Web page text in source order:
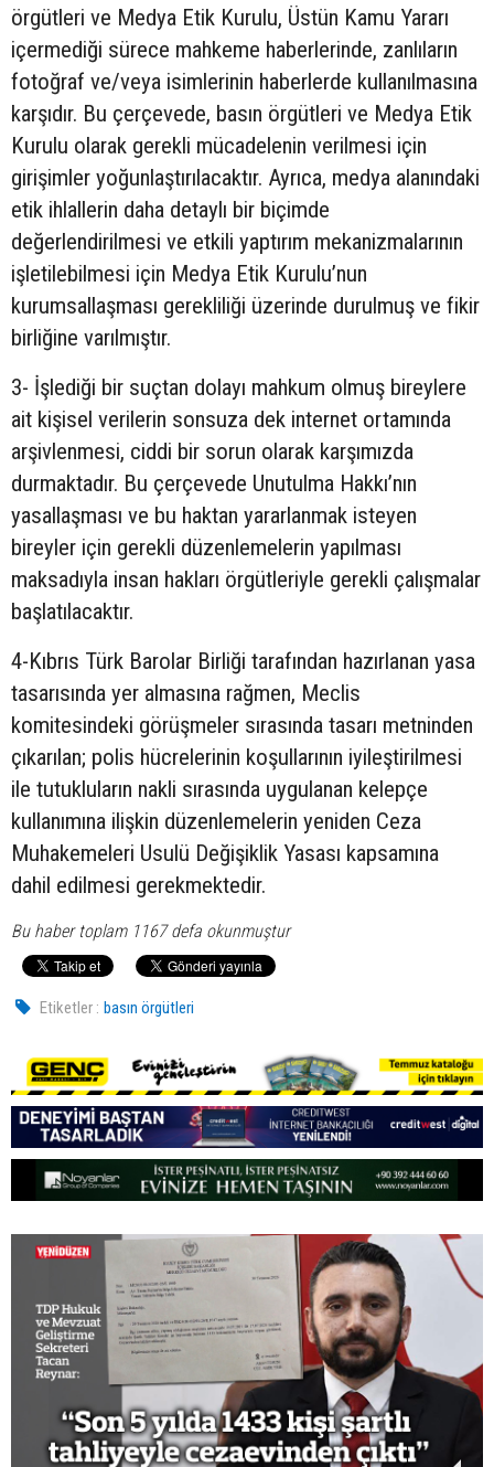
örgütleri ve Medya Etik Kurulu, Üstün Kamu Yararı
içermediği sürece mahkeme haberlerinde, zanlıların
fotoğraf ve/veya isimlerinin haberlerde kullanılmasına
karşıdır. Bu çerçevede, basın örgütleri ve Medya Etik
Kurulu olarak gerekli mücadelenin verilmesi için
girişimler yoğunlaştırılacaktır. Ayrıca, medya alanındaki
etik ihlallerin daha detaylı bir biçimde
değerlendirilmesi ve etkili yaptırım mekanizmalarının
işletilebilmesi için Medya Etik Kurulu’nun
kurumsallaşması gerekliliği üzerinde durulmuş ve fikir
birliğine varılmıştır.
3- İşlediği bir suçtan dolayı mahkum olmuş bireylere
ait kişisel verilerin sonsuza dek internet ortamında
arşivlenmesi, ciddi bir sorun olarak karşımızda
durmaktadır. Bu çerçevede Unutulma Hakkı’nın
yasallaşması ve bu haktan yararlanmak isteyen
bireyler için gerekli düzenlemelerin yapılması
maksadıyla insan hakları örgütleriyle gerekli çalışmalar
başlatılacaktır.
4-Kıbrıs Türk Barolar Birliği tarafından hazırlanan yasa
tasarısında yer almasına rağmen, Meclis
komitesindeki görüşmeler sırasında tasarı metninden
çıkarılan; polis hücrelerinin koşullarının iyileştirilmesi
ile tutukluların nakli sırasında uygulanan kelepçe
kullanımına ilişkin düzenlemelerin yeniden Ceza
Muhakemeleri Usulü Değişiklik Yasası kapsamına
dahil edilmesi gerekmektedir.
Bu haber toplam 1167 defa okunmuştur
Etiketler : basın örgütleri